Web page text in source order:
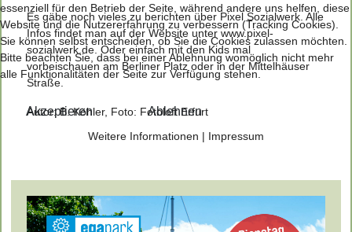
Es gäbe noch vieles zu berichten über Pixel Sozialwerk. Alle
Infos findet man auf der Website unterwww.pixel-
sozialwerk.de . Oder einfach mit den Kids mal
vorbeischauen am Berliner Platz oder in der Mittelhäuser
Straße.
Autor: B. Köhler, Foto: Fotoloft Erfurt
essenziell für den Betrieb der Seite, während andere uns helfen, diese
Website und die Nutzererfahrung zu verbessern (Tracking Cookies).
Sie können selbst entscheiden, ob Sie die Cookies zulassen möchten.
Bitte beachten Sie, dass bei einer Ablehnung womöglich nicht mehr
alle Funktionalitäten der Seite zur Verfügung stehen.
Akzeptieren Ablehnen
Weitere Informationen | Impressum